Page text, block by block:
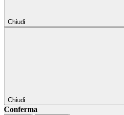
Chiudi
Chiudi
Conferma